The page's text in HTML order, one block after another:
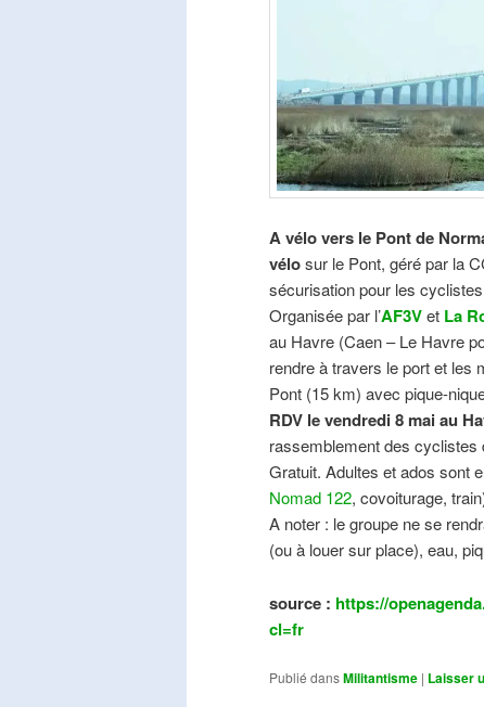
A vélo vers le Pont de
vélosur le Pont, géré par la
sécurisation pour les
Organisée par l’AF3Vet La
au Havre (Caen – Le Havre
rendre à travers le port et les
Pont (15 km) avec pique-
RDV le vendredi 8 mai au
rassemblement des cyclistes
Gratuit. Adultes et ados sont
Nomad 122, covoiturage,
A noter : le groupe ne se
(ou à louer sur place), eau,
source : https://
cl=fr
Publié dansMilitantisme | Laisser